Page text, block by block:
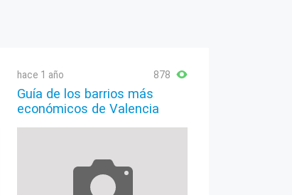
hace 1 año 878
Guía de los barrios más
económicos de Valencia